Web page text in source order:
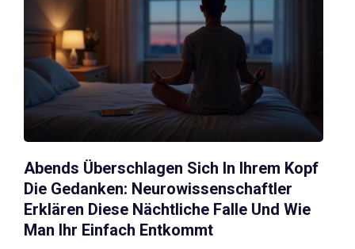
Abends Überschlagen Sich In Ihrem Kopf
Die Gedanken: Neurowissenschaftler
Erklären Diese Nächtliche Falle Und Wie
Man Ihr Einfach Entkommt